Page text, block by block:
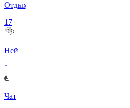
Отдых и Развлечения
17
Нейросети и ИИ
13
Чаты по интересам